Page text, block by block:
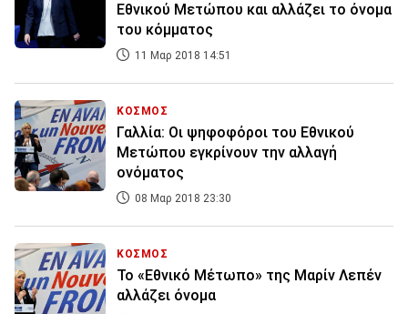
Εθνικού Μετώπου και αλλάζει το όνομα
του κόμματος
11 Μαρ 2018 14:51
ΚΟΣΜΟΣ
Γαλλία: Οι ψηφοφόροι του Εθνικού
Μετώπου εγκρίνουν την αλλαγή
ονόματος
08 Μαρ 2018 23:30
ΚΟΣΜΟΣ
Το «Εθνικό Μέτωπο» της Μαρίν Λεπέν
αλλάζει όνομα